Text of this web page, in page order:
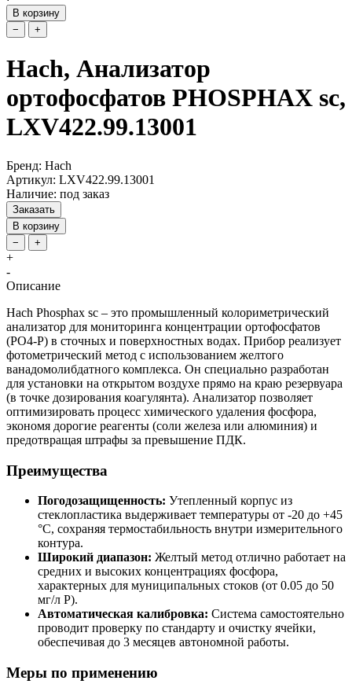
В корзину
−
+
Hach, Анализатор
ортофосфатов PHOSPHAX sc,
LXV422.99.13001
Бренд: Hach
Артикул: LXV422.99.13001
Наличие: под заказ
Заказать
В корзину
−
+
+
-
Описание
Hach Phosphax sc – это промышленный колориметрический
анализатор для мониторинга концентрации ортофосфатов
(PO4-P) в сточных и поверхностных водах. Прибор реализует
фотометрический метод с использованием желтого
ванадомолибдатного комплекса. Он специально разработан
для установки на открытом воздухе прямо на краю резервуара
(в точке дозирования коагулянта). Анализатор позволяет
оптимизировать процесс химического удаления фосфора,
экономя дорогие реагенты (соли железа или алюминия) и
предотвращая штрафы за превышение ПДК.
Преимущества
Погодозащищенность: Утепленный корпус из
стеклопластика выдерживает температуры от -20 до +45
°C, сохраняя термостабильность внутри измерительного
контура.
Широкий диапазон: Желтый метод отлично работает на
средних и высоких концентрациях фосфора,
характерных для муниципальных стоков (от 0.05 до 50
мг/л P).
Автоматическая калибровка: Система самостоятельно
проводит проверку по стандарту и очистку ячейки,
обеспечивая до 3 месяцев автономной работы.
Меры по применению